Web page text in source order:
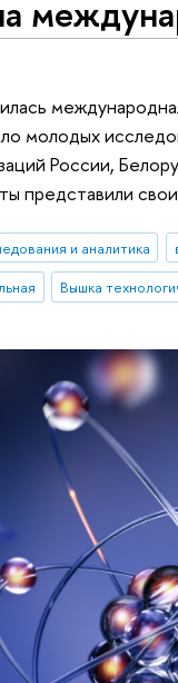
молодых
России,
представили
и аналитика
Вышка